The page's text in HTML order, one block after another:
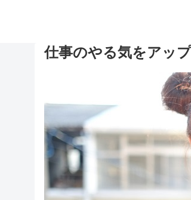
仕事のやる気をアッ